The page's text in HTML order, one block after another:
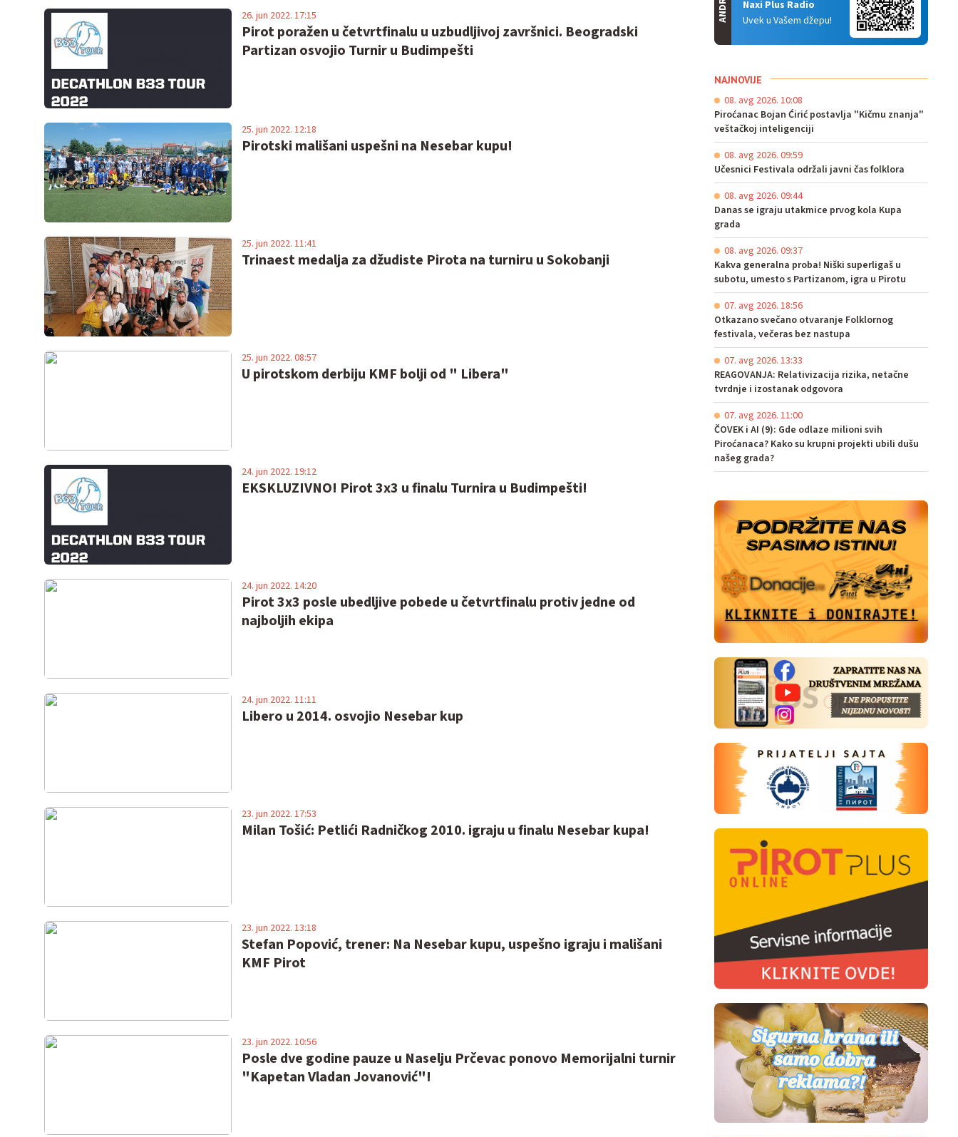
Pirot poražen u četvrtfinalu u uzbudljivoj završnici. Beogradski
Partizan osvojio Turnir u Budimpešti
26. jun 2022. 17:15
Pirotski mališani uspešni na Nesebar kupu!
25. jun 2022. 12:18
Trinaest medalja za džudiste Pirota na turniru u Sokobanji
25. jun 2022. 11:41
U pirotskom derbiju KMF bolji od " Libera"
25. jun 2022. 08:57
EKSKLUZIVNO! Pirot 3x3 u finalu Turnira u Budimpešti!
24. jun 2022. 19:12
Pirot 3x3 posle ubedljive pobede u četvrtfinalu protiv jedne od
najboljih ekipa
24. jun 2022. 14:20
Libero u 2014. osvojio Nesebar kup
24. jun 2022. 11:11
Milan Tošić: Petlići Radničkog 2010. igraju u finalu Nesebar kupa!
23. jun 2022. 17:53
Stefan Popović, trener: Na Nesebar kupu, uspešno igraju i mališani
KMF Pirot
23. jun 2022. 13:18
Posle dve godine pauze u Naselju Prčevac ponovo Memorijalni turnir
"Kapetan Vladan Jovanović"!
23. jun 2022. 10:56
Naxi Plus Radio
Uvek u Vašem džepu!
NAJNOVIJE
08. avg 2026. 10:08
Piroćanac Bojan Ćirić postavlja "Kičmu znanja"
veštačkoj inteligenciji
08. avg 2026. 09:59
Učesnici Festivala održali javni čas folklora
08. avg 2026. 09:44
Danas se igraju utakmice prvog kola Kupa
grada
08. avg 2026. 09:37
Kakva generalna proba! Niški superligaš u
subotu, umesto s Partizanom, igra u Pirotu
07. avg 2026. 18:56
Otkazano svečano otvaranje Folklornog
festivala, večeras bez nastupa
07. avg 2026. 13:33
REAGOVANJA: Relativizacija rizika, netačne
tvrdnje i izostanak odgovora
07. avg 2026. 11:00
ČOVEK i AI (9): Gde odlaze milioni svih
Piroćanaca? Kako su krupni projekti ubili dušu
našeg grada?